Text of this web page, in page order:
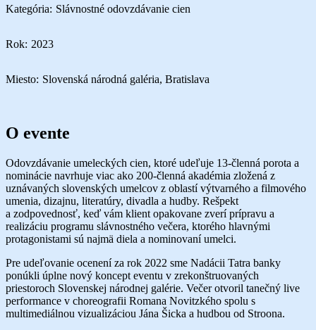
Kategória: Slávnostné odovzdávanie cien
Rok: 2023
Miesto: Slovenská národná galéria, Bratislava
O evente
Odovzdávanie umeleckých cien, ktoré udeľuje 13-členná porota a
nominácie navrhuje viac ako 200-členná akadémia zložená z
uznávaných slovenských umelcov z oblastí výtvarného a filmového
umenia, dizajnu, literatúry, divadla a hudby. Rešpekt
a zodpovednosť, keď vám klient opakovane zverí prípravu a
realizáciu programu slávnostného večera, ktorého hlavnými
protagonistami sú najmä diela a nominovaní umelci.
Pre udeľovanie ocenení za rok 2022 sme Nadácii Tatra banky
ponúkli úplne nový koncept eventu v zrekonštruovaných
priestoroch Slovenskej národnej galérie. Večer otvoril tanečný live
performance v choreografii Romana Novitzkého spolu s
multimediálnou vizualizáciou Jána Šicka a hudbou od Stroona.